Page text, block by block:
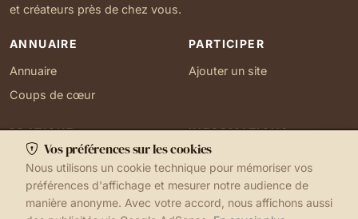
et créateurs près de chez vous.
ANNUAIRE
Annuaire
Coups de cœur
PARTICIPER
Ajouter un site
PRATIQUE
Ma localisation
Gérer mes cookies
INFORMATIONS
Contact
Vos préférences sur les cookies
Nous utilisons un cookie technique pour mémoriser vos
préférences d'affichage et mesurer notre audience de
manière anonyme. Avec votre accord, nous affichons aussi